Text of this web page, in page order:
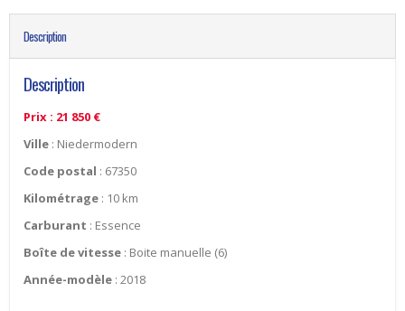
Description
Description
Prix : 21 850 €
Ville : Niedermodern
Code postal : 67350
Kilométrage : 10 km
Carburant : Essence
Boîte de vitesse : Boite manuelle (6)
Année-modèle : 2018